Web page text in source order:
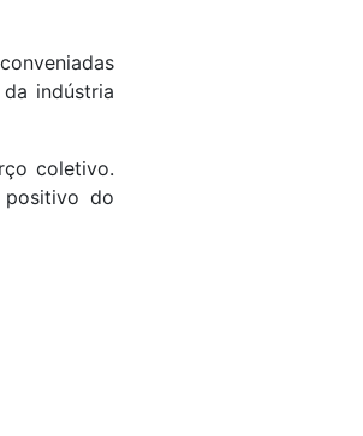
indústria
coletivo.
positivo do